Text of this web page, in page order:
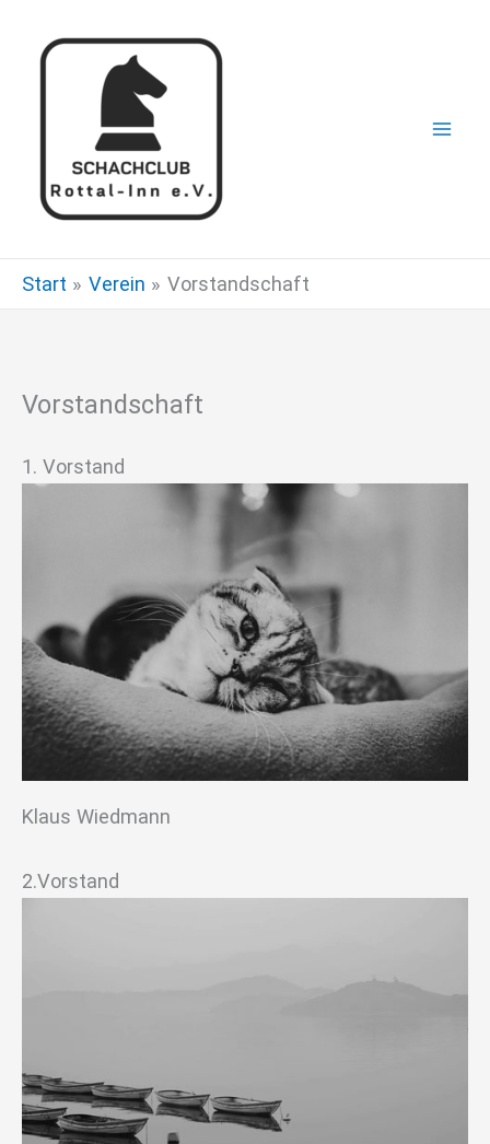
Inhalt
Start Verein Vorstandschaft
Vorstandschaft
1. Vorstand
Klaus Wiedmann
2.Vorstand